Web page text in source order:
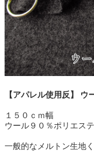
【アパレル使用反】
１５０ｃｍ幅
ウール９０％ポリエス
一般的なメルトン生地